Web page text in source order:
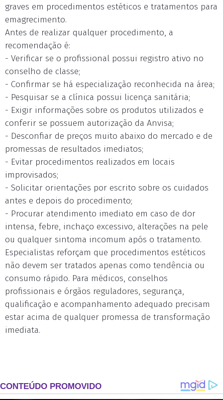
graves em procedimentos estéticos e tratamentos para
emagrecimento.
Antes de realizar qualquer procedimento, a
recomendação é:
- Verificar se o profissional possui registro ativo no
conselho de classe;
- Confirmar se há especialização reconhecida na área;
- Pesquisar se a clínica possui licença sanitária;
- Exigir informações sobre os produtos utilizados e
conferir se possuem autorização da Anvisa;
- Desconfiar de preços muito abaixo do mercado e de
promessas de resultados imediatos;
- Evitar procedimentos realizados em locais
improvisados;
- Solicitar orientações por escrito sobre os cuidados
antes e depois do procedimento;
- Procurar atendimento imediato em caso de dor
intensa, febre, inchaço excessivo, alterações na pele
ou qualquer sintoma incomum após o tratamento.
Especialistas reforçam que procedimentos estéticos
não devem ser tratados apenas como tendência ou
consumo rápido. Para médicos, conselhos
profissionais e órgãos reguladores, segurança,
qualificação e acompanhamento adequado precisam
estar acima de qualquer promessa de transformação
imediata.